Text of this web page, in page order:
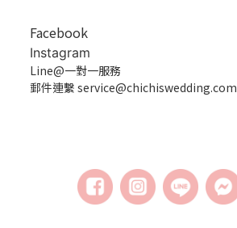
Facebook
Instagram
Line@一對一服務
郵件連繫 service@chichiswedding.com